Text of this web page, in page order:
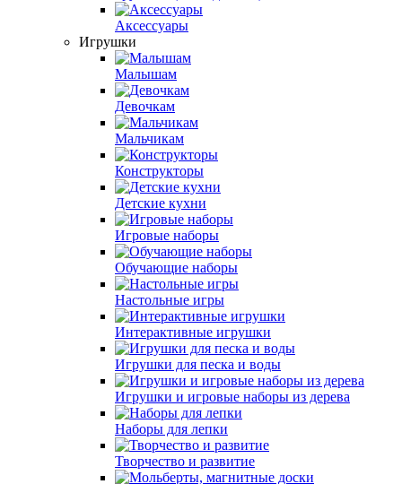
Аксессуары
Игрушки
Малышам
Девочкам
Мальчикам
Конструкторы
Детские кухни
Игровые наборы
Обучающие наборы
Настольные игры
Интерактивные игрушки
Игрушки для песка и воды
Игрушки и игровые наборы из дерева
Наборы для лепки
Творчество и развитие